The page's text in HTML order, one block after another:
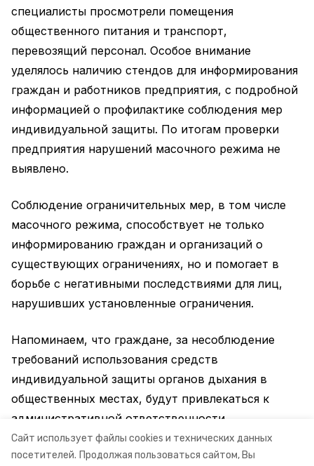
Сайт использует файлы cookies и технических данных
посетителей. Продолжая пользоваться сайтом, Вы
специалисты просмотрели помещения
общественного питания и транспорт,
перевозящий персонал. Особое внимание
уделялось наличию стендов для информирования
граждан и работников предприятия, с подробной
информацией о профилактике соблюдения мер
индивидуальной защиты. По итогам проверки
предприятия нарушений масочного режима не
выявлено.
Соблюдение ограничительных мер, в том числе
масочного режима, способствует не только
информированию граждан и организаций о
существующих ограничениях, но и помогает в
борьбе с негативными последствиями для лиц,
нарушивших установленные ограничения.
Напоминаем, что граждане, за несоблюдение
требований использования средств
индивидуальной защиты органов дыхания в
общественных местах, будут привлекаться к
административной ответственности.
Информация: минсельхоз СК